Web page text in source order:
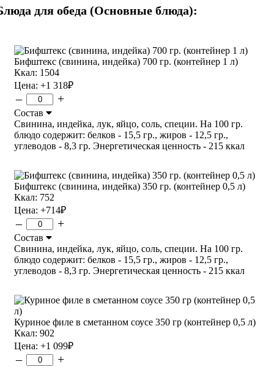
для обеда (Основные блюда):
Бифштекс (свинина, индейка) 700 гр. (контейнер 1 л)
Ккал: 1504
Цена: +1 318₽
– +
Состав
Свинина, индейка, лук, яйцо, соль, специи. На 100 гр.
блюдо содержит: белков - 15,5 гр., жиров - 12,5 гр.,
углеводов - 8,3 гр. Энергетическая ценность - 215 ккал
Бифштекс (свинина, индейка) 350 гр. (контейнер 0,5 л)
Ккал: 752
Цена: +714₽
– +
Состав
Свинина, индейка, лук, яйцо, соль, специи. На 100 гр.
блюдо содержит: белков - 15,5 гр., жиров - 12,5 гр.,
углеводов - 8,3 гр. Энергетическая ценность - 215 ккал
Куриное филе в сметанном соусе 350 гр (контейнер 0,5 л)
Ккал: 902
Цена: +1 099₽
– +